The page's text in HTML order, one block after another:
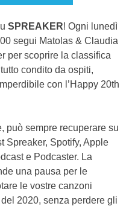
SPREAKER! Ogni lunedì
segui Matolas & Claudia
per scoprire la classifica
condito da ospiti,
con l’Happy 20th
può sempre recuperare su
Spreaker, Spotify, Apple
e Podcaster. La
una pausa per le
le vostre canzoni
2020, senza perdere gli